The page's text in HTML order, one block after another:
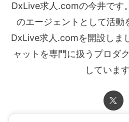
DxLive求人.comの今井です
のエージェントとして活動
DxLive求人.comを開設しま
ャットを専門に扱うプロダ
しています